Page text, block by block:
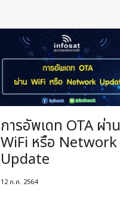
การอัพเดท OTA ผ่าน
WiFi หรือ Network
Update
12 ก.ค. 2564